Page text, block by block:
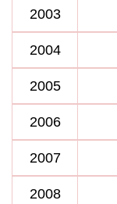
2003
2004
2005
2006
2007
2008